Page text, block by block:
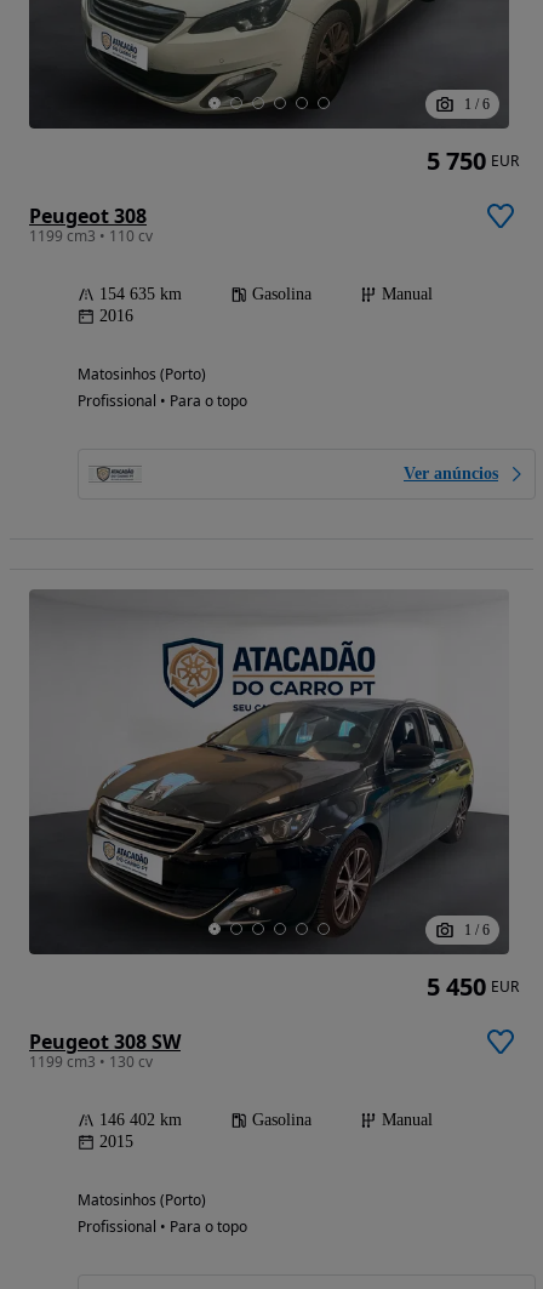
1 / 6
Peugeot 308
1199 cm3 • 110 cv
154 635 km Gasolina
Manual
2016
Matosinhos (Porto)
Profissional • Para o topo
Ver anúncios
5 750 EUR
1 / 6
Peugeot 308 SW
1199 cm3 • 130 cv
146 402 km Gasolina
Manual
2015
Matosinhos (Porto)
Profissional • Para o topo
5 450 EUR